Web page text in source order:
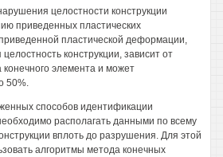
целостности конструкции
приведенных пластических
пластической деформации,
конструкции, зависит от
конечного элемента и может
50%.
способов идентификации
располагать данными по всему
вплоть до разрушения. Для этой
алгоритмы метода конечных